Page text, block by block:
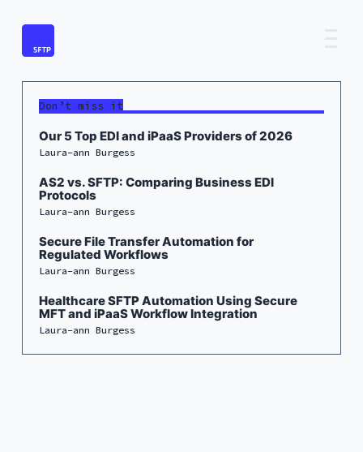
Don’t miss it
Our 5 Top EDI and iPaaS Providers of 2026
Laura-ann Burgess
AS2 vs. SFTP: Comparing Business EDI
Protocols
Laura-ann Burgess
Secure File Transfer Automation for
Regulated Workflows
Laura-ann Burgess
Healthcare SFTP Automation Using Secure
MFT and iPaaS Workflow Integration
Laura-ann Burgess